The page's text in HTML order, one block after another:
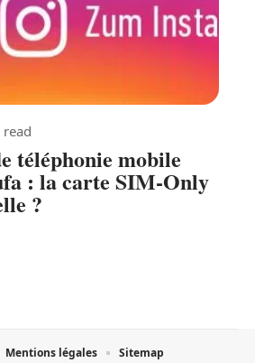
téléphonie mobile
: la carte SIM-Only
?
Mentions légales Sitemap